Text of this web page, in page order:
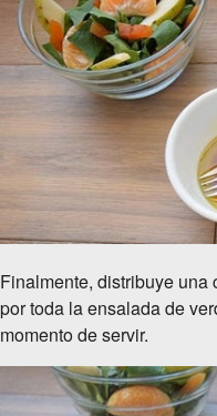
Finalmente, distribuye
por toda la ensalada de
momento de servir.